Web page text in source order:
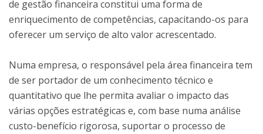
de gestão financeira constitui uma forma de
enriquecimento de competências, capacitando-os para
oferecer um serviço de alto valor acrescentado.
Numa empresa, o responsável pela área financeira tem
de ser portador de um conhecimento técnico e
quantitativo que lhe permita avaliar o impacto das
várias opções estratégicas e, com base numa análise
custo-benefício rigorosa, suportar o processo de